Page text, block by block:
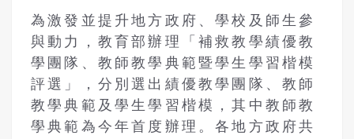
為激發並提升地方政府、學校及師生參
與動力，教育部辦理「補救教學績優教
學團隊、教師教學典範暨學生學習楷模
評選」，分別選出績優教學團隊、教師
教學典範及學生學習楷模，其中教師教
學典範為今年首度辦理。各地方政府共